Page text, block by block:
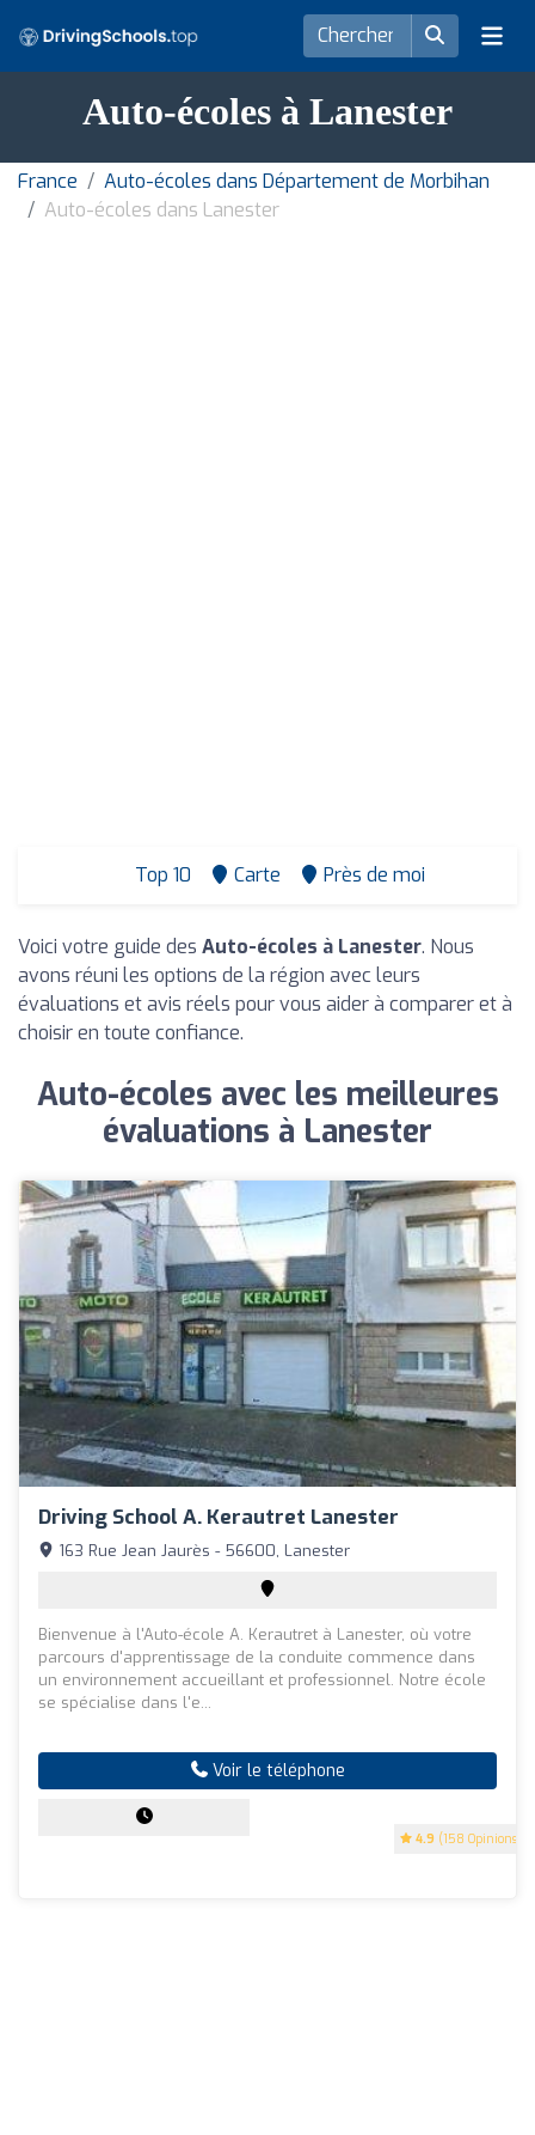
Auto-écoles à Lanester
France
Auto-écoles dans Département de Morbihan
Auto-écoles dans Lanester
Top 10 Carte Près de moi
Voici votre guide des Auto-écoles à Lanester. Nous
avons réuni les options de la région avec leurs
évaluations et avis réels pour vous aider à comparer et à
choisir en toute confiance.
Auto-écoles avec les meilleures
évaluations à Lanester
Driving School A. Kerautret Lanester
4.9 (158 Opinions)
163 Rue Jean Jaurès - 56600, Lanester
Bienvenue à l'Auto-école A. Kerautret à Lanester, où votre
parcours d'apprentissage de la conduite commence dans
un environnement accueillant et professionnel. Notre école
se spécialise dans l'e...
Voir le téléphone